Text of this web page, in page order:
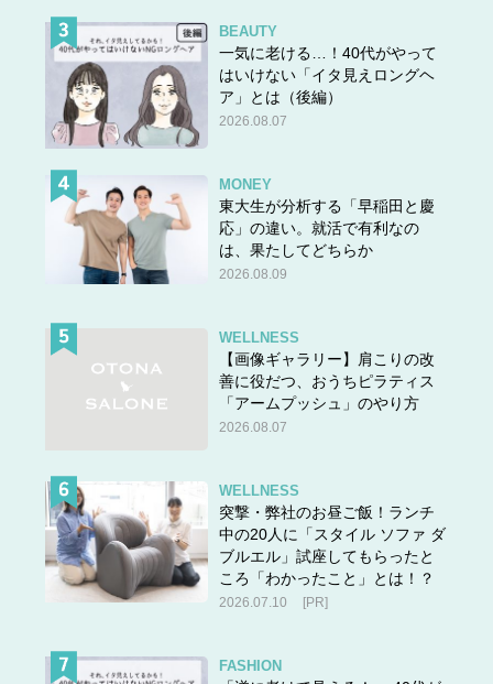
BEAUTY
一気に老ける…！40代がやって
はいけない「イタ見えロングヘ
ア」とは（後編）
2026.08.07
MONEY
東大生が分析する「早稲田と慶
応」の違い。就活で有利なの
は、果たしてどちらか
2026.08.09
WELLNESS
【画像ギャラリー】肩こりの改
善に役だつ、おうちピラティス
「アームプッシュ」のやり方
2026.08.07
WELLNESS
突撃・弊社のお昼ご飯！ランチ
中の20人に「スタイル ソファ ダ
ブルエル」試座してもらったと
ころ「わかったこと」とは！？
2026.07.10 [PR]
FASHION